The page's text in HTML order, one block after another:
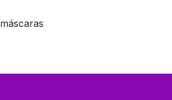
máscaras